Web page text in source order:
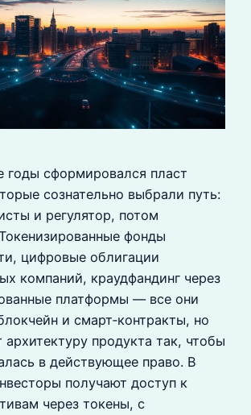
годы сформировался пласт
сознательно выбрали путь:
и регулятор, потом
фонды
цифровые облигации
компаний, краудфандинг через
платформы — все они
и смарт‑контракты, но
продукта так, чтобы
в действующее право. В
получают доступ к
через токены, с